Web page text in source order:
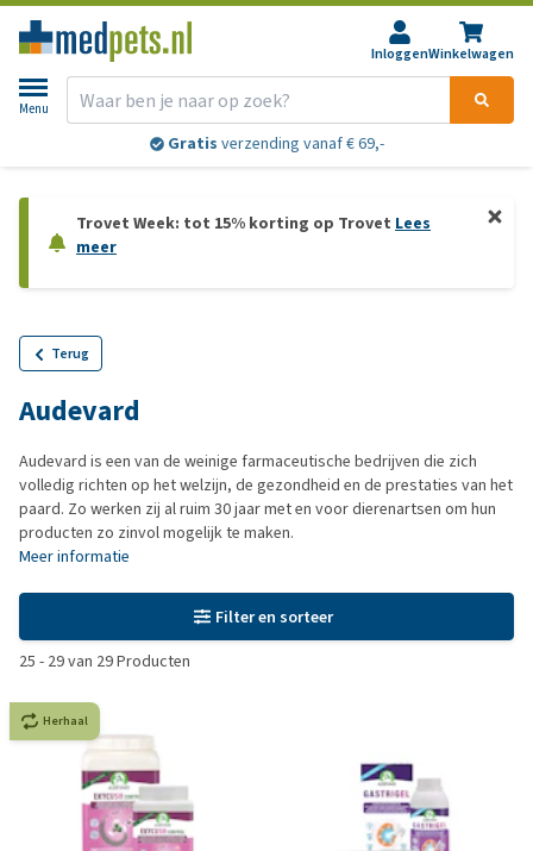
InloggenWinkelwagen
Menu
Gratis verzending vanaf € 69,-
Trovet Week: tot 15% korting op Trovet Lees
meer
Terug
Audevard
Audevard is een van de weinige farmaceutische bedrijven die zich
volledig richten op het welzijn, de gezondheid en de prestaties van het
paard. Zo werken zij al ruim 30 jaar met en voor dierenartsen om hun
producten zo zinvol mogelijk te maken.
Meer informatie
Filter en sorteer
25 - 29van 29Producten
Herhaal